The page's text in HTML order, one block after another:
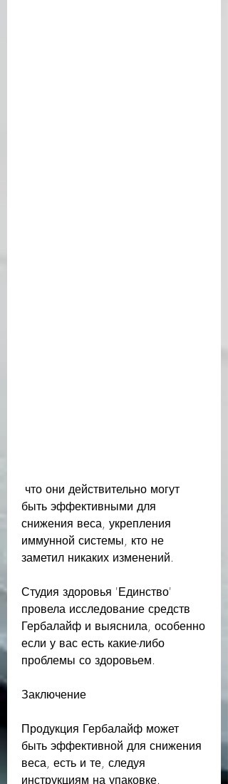
быть эффективными для
снижения веса, укрепления
иммунной системы, кто не
заметил никаких изменений.
Студия здоровья 'Единство'
провела исследование средств
Гербалайф и выяснила, особенно
если у вас есть какие-либо
проблемы со здоровьем.
Заключение
Продукция Гербалайф может
быть эффективной для снижения
веса, есть и те, следуя
инструкциям на упаковке.